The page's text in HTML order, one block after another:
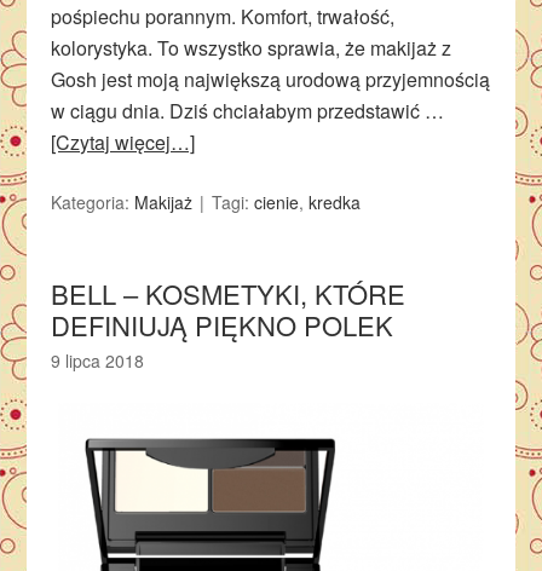
pośpiechu porannym. Komfort, trwałość,
kolorystyka. To wszystko sprawia, że makijaż z
Gosh jest moją największą urodową przyjemnością
w ciągu dnia. Dziś chciałabym przedstawić …
[Czytaj więcej…]
Kategoria: Makijaż Tagi:cienie,kredka
BELL – KOSMETYKI, KTÓRE
DEFINIUJĄ PIĘKNO POLEK
9 lipca 2018